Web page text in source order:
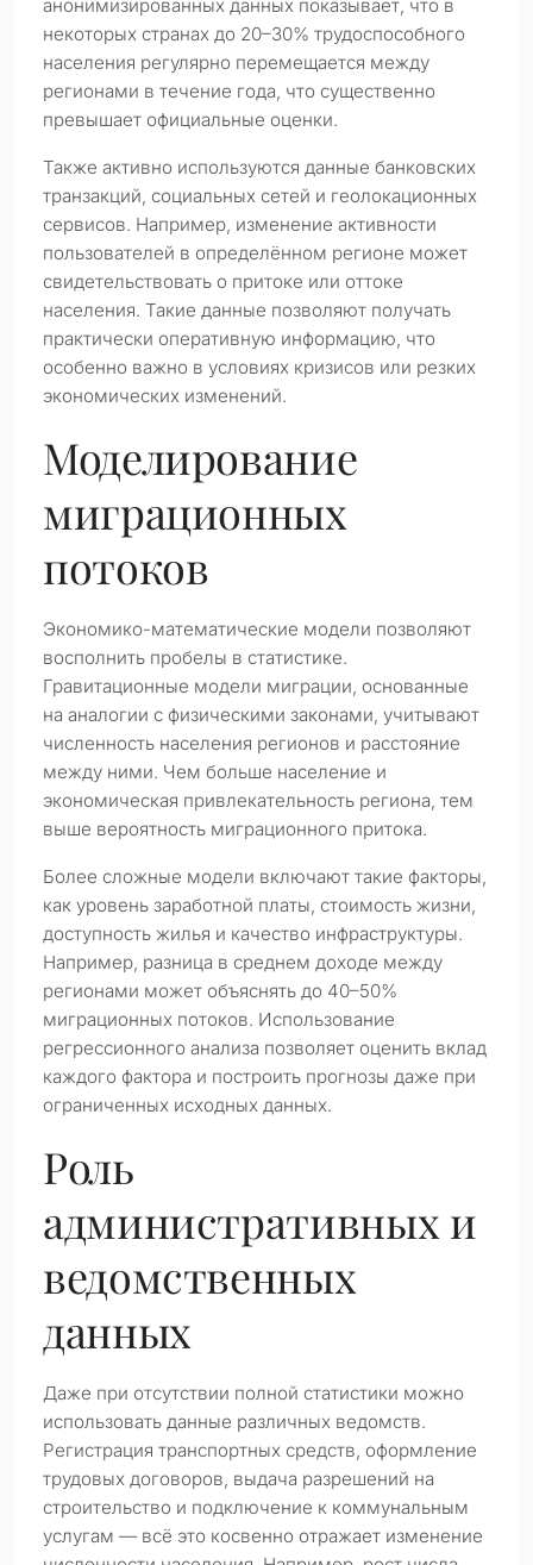
анонимизированных данных показывает, что в
некоторых странах до 20–30% трудоспособного
населения регулярно перемещается между
регионами в течение года, что существенно
превышает официальные оценки.
Также активно используются данные банковских
транзакций, социальных сетей и геолокационных
сервисов. Например, изменение активности
пользователей в определённом регионе может
свидетельствовать о притоке или оттоке
населения. Такие данные позволяют получать
практически оперативную информацию, что
особенно важно в условиях кризисов или резких
экономических изменений.
Моделирование
миграционных
потоков
Экономико-математические модели позволяют
восполнить пробелы в статистике.
Гравитационные модели миграции, основанные
на аналогии с физическими законами, учитывают
численность населения регионов и расстояние
между ними. Чем больше население и
экономическая привлекательность региона, тем
выше вероятность миграционного притока.
Более сложные модели включают такие факторы,
как уровень заработной платы, стоимость жизни,
доступность жилья и качество инфраструктуры.
Например, разница в среднем доходе между
регионами может объяснять до 40–50%
миграционных потоков. Использование
регрессионного анализа позволяет оценить вклад
каждого фактора и построить прогнозы даже при
ограниченных исходных данных.
Роль
административных и
ведомственных
данных
Даже при отсутствии полной статистики можно
использовать данные различных ведомств.
Регистрация транспортных средств, оформление
трудовых договоров, выдача разрешений на
строительство и подключение к коммунальным
услугам — всё это косвенно отражает изменение